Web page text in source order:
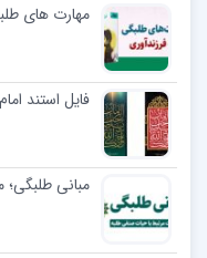
مهارت های طلبگی19 –
فایل استند
مبانی